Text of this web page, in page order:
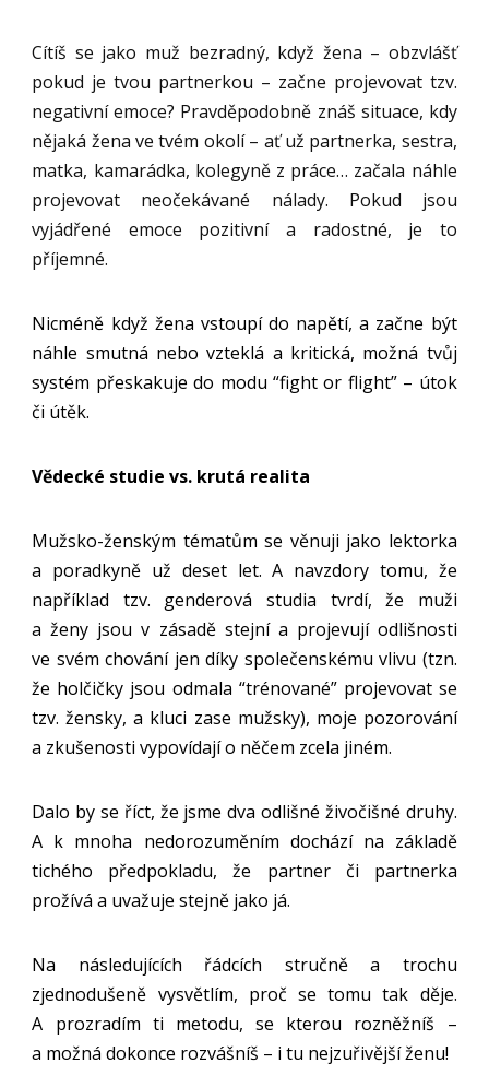
Cítíš se jako muž bezradný, když žena – obzvlášť
pokud je tvou partnerkou – začne projevovat tzv.
negativní emoce? Pravděpodobně znáš situace, kdy
nějaká žena ve tvém okolí – ať už partnerka, sestra,
matka, kamarádka, kolegyně z práce… začala náhle
projevovat neočekávané nálady. Pokud jsou
vyjádřené emoce pozitivní a radostné, je to
příjemné.
Nicméně když žena vstoupí do napětí, a začne být
náhle smutná nebo vzteklá a kritická, možná tvůj
systém přeskakuje do modu “fight or flight” – útok
či útěk.
Vědecké studie vs. krutá realita
Mužsko-ženským tématům se věnuji jako lektorka
a poradkyně už deset let. A navzdory tomu, že
například tzv. genderová studia tvrdí, že muži
a ženy jsou v zásadě stejní a projevují odlišnosti
ve svém chování jen díky společenskému vlivu (tzn.
že holčičky jsou odmala “trénované” projevovat se
tzv. žensky, a kluci zase mužsky), moje pozorování
a zkušenosti vypovídají o něčem zcela jiném.
Dalo by se říct, že jsme dva odlišné živočišné druhy.
A k mnoha nedorozuměním dochází na základě
tichého předpokladu, že partner či partnerka
prožívá a uvažuje stejně jako já.
Na následujících řádcích stručně a trochu
zjednodušeně vysvětlím, proč se tomu tak děje.
A prozradím ti metodu, se kterou rozněžníš –
a možná dokonce rozvášníš – i tu nejzuřivější ženu!